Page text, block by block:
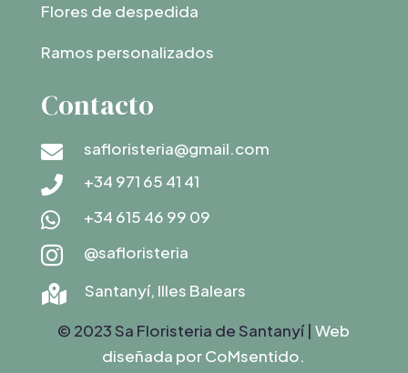
Flores de despedida
Ramos personalizados
Contacto
 safloristeria@gmail.com
 +34 971 65 41 41
 +34 615 46 99 09
 @safloristeria

Santanyí, Illes Balears
© 2023 Sa Floristeria de Santanyí |Web
diseñada por CoMsentido.